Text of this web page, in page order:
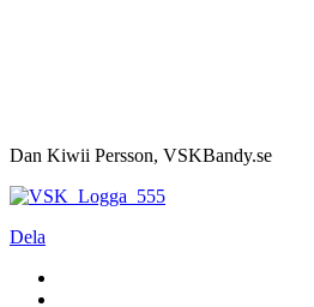
Dan Kiwii Persson, VSKBandy.se
Dela